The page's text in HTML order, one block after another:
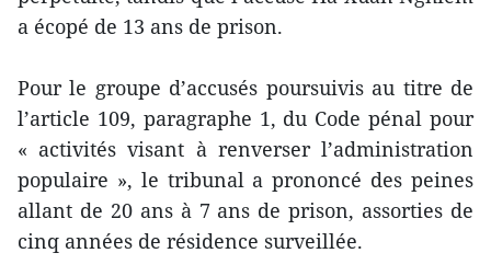
a écopé de 13 ans de prison.
Pour le groupe d’accusés poursuivis au titre de
l’article 109, paragraphe 1, du Code pénal pour
« activités visant à renverser l’administration
populaire », le tribunal a prononcé des peines
allant de 20 ans à 7 ans de prison, assorties de
cinq années de résidence surveillée.